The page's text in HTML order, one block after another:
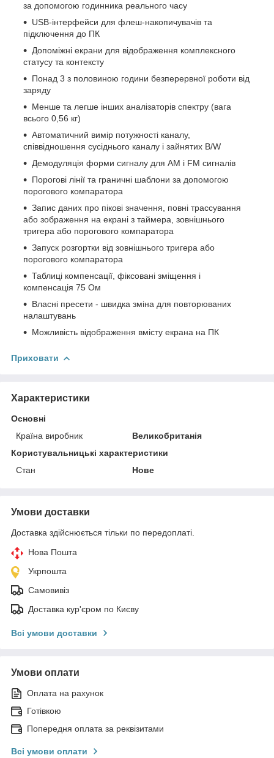
за допомогою годинника реального часу
USB-інтерфейси для флеш-накопичувачів та
підключення до ПК
Допоміжні екрани для відображення комплексного
статусу та контексту
Понад 3 з половиною години безперервної роботи від
заряду
Менше та легше інших аналізаторів спектру (вага
всього 0,56 кг)
Автоматичний вимір потужності каналу,
співвідношення сусіднього каналу і зайнятих B/W
Демодуляція форми сигналу для AM і FM сигналів
Порогові лінії та граничні шаблони за допомогою
порогового компаратора
Запис даних про пікові значення, повні трассування
або зображення на екрані з таймера, зовнішнього
тригера або порогового компаратора
Запуск розгортки від зовнішнього тригера або
порогового компаратора
Таблиці компенсації, фіксовані зміщення і
компенсація 75 Ом
Власні пресети - швидка зміна для повторюваних
налаштувань
Можливість відображення вмісту екрана на ПК
Приховати
Характеристики
Основні
Країна виробник
Великобританія
Користувальницькі характеристики
Стан
Нове
Умови доставки
Доставка здійснюється тільки по передоплаті.
Нова Пошта
Укрпошта
Самовивіз
Доставка кур'єром по Києву
Всі умови доставки
Умови оплати
Оплата на рахунок
Готівкою
Попередня оплата за реквізитами
Всі умови оплати